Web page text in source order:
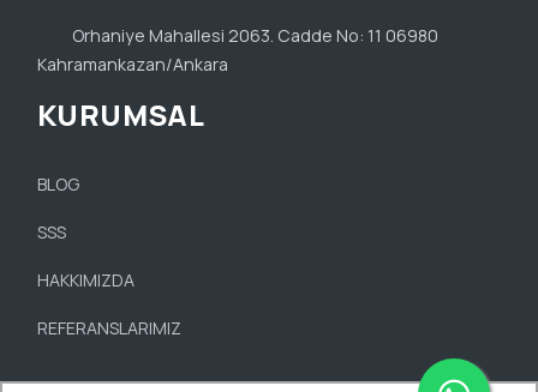
Orhaniye Mahallesi 2063. Cadde No: 11 06980
Kahramankazan/Ankara
KURUMSAL
BLOG
SSS
HAKKIMIZDA
REFERANSLARIMIZ